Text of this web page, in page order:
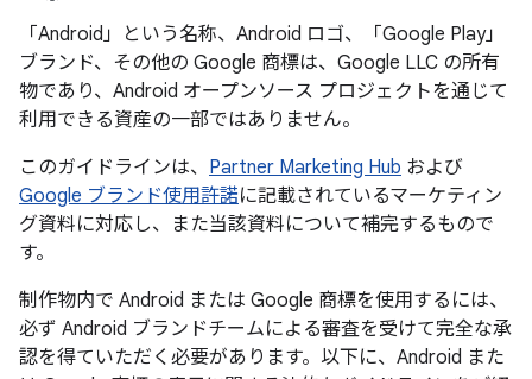
「Android」という名称、Android ロゴ、「Google Play」
ブランド、その他の Google 商標は、Google LLC の所有
物であり、Android オープンソース プロジェクトを通じて
利用できる資産の一部ではありません。
このガイドラインは、 Partner Marketing Hub および
Google ブランド使用許諾に記載されているマーケティン
グ資料に対応し、また当該資料について補完するもので
す。
制作物内で Android または Google 商標を使用するには、
必ず Android ブランドチームによる審査を受けて完全な承
認を得ていただく必要があります。以下に、Android また